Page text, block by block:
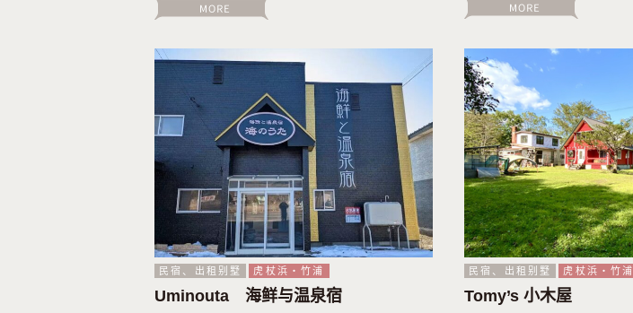
民宿、出租别墅 虎杖浜・竹浦
Uminouta 海鲜与温泉宿
民宿、出租别墅 虎杖浜・竹浦
Tomy’s 小木屋